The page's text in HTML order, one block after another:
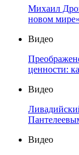
Михаил
новом мире»
Видео
ценности:
Видео
Видео